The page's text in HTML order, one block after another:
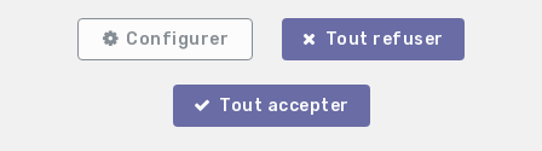
Configurer Tout refuser
Tout accepter